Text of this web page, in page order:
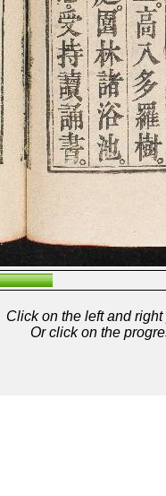
Click on the left and
Or click on the